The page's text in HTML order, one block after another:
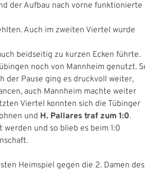
der Aufbau nach vorne funktionierte
Auch im zweiten Viertel wurde
beidseitig zu kurzen Ecken führte.
noch von Mannheim genutzt.
der Pause ging es druckvoll weiter,
auch Mannheim machte weiter
Viertel konnten sich die Tübinger
und H. Pallares traf zum 1:0.
und so blieb es beim 1:0
Heimspiel gegen die 2. Damen des